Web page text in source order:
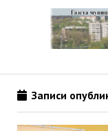
Записи